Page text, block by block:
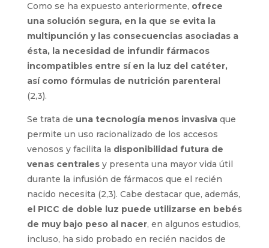
Como se ha expuesto anteriormente, ofrece
una solución segura, en la que se evita la
multipunción y las consecuencias asociadas a
ésta, la necesidad de infundir fármacos
incompatibles entre sí en la luz del catéter,
así como fórmulas de nutrición parenteral
(2,3).
Se trata de una tecnología menos invasivaque
permite un uso racionalizado de los accesos
venosos y facilita la disponibilidad futura de
venas centralesy presenta una mayor vida útil
durante la infusión de fármacos que el recién
nacido necesita (2,3). Cabe destacar que, además,
el PICC de doble luz puede utilizarse en bebés
de muy bajo peso al nacer, en algunos estudios,
incluso, ha sido probado en recién nacidos de